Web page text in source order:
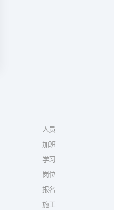
人员
加班
学习
岗位
报名
施工